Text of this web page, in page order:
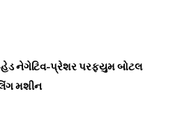
હેડ નેગેટિવ-પ્રેશર પરફ્યુમ બોટલ
મશીન